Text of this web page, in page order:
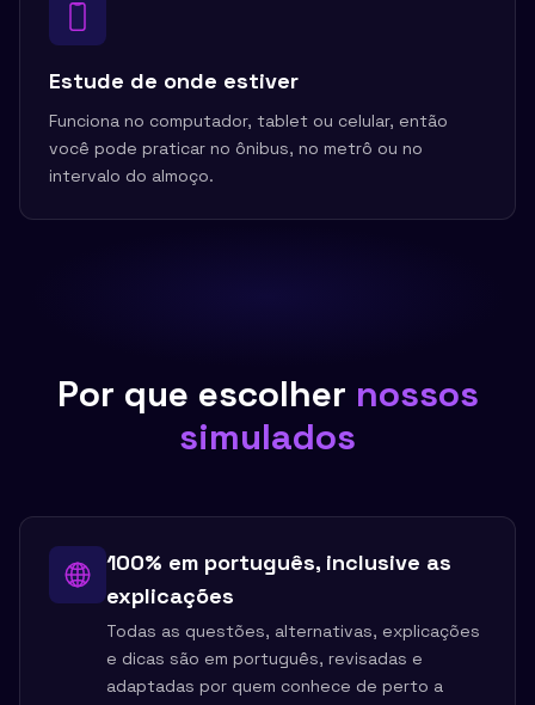
Estude de onde estiver
Funciona no computador, tablet ou celular, então
você pode praticar no ônibus, no metrô ou no
intervalo do almoço.
Por que escolher nossos
simulados
100% em português, inclusive as
explicações
Todas as questões, alternativas, explicações
e dicas são em português, revisadas e
adaptadas por quem conhece de perto a